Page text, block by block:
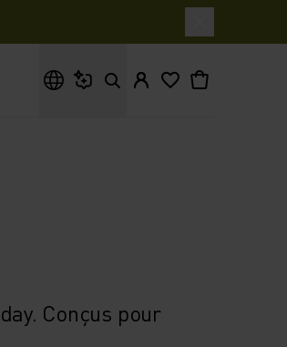
Conçus pour